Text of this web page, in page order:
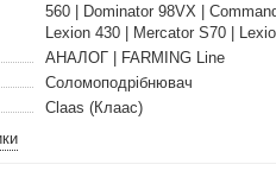
560 | Dominator 98VX |
Lexion 430 | Mercator S70 |
АНАЛОГ | FARMING Line
Соломоподрібнювач
Claas (Клаас)